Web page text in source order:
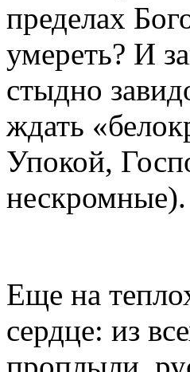
пределах
умереть? И
стыдно
ждать
Упокой,
нескромные).
Еще на
сердце: из